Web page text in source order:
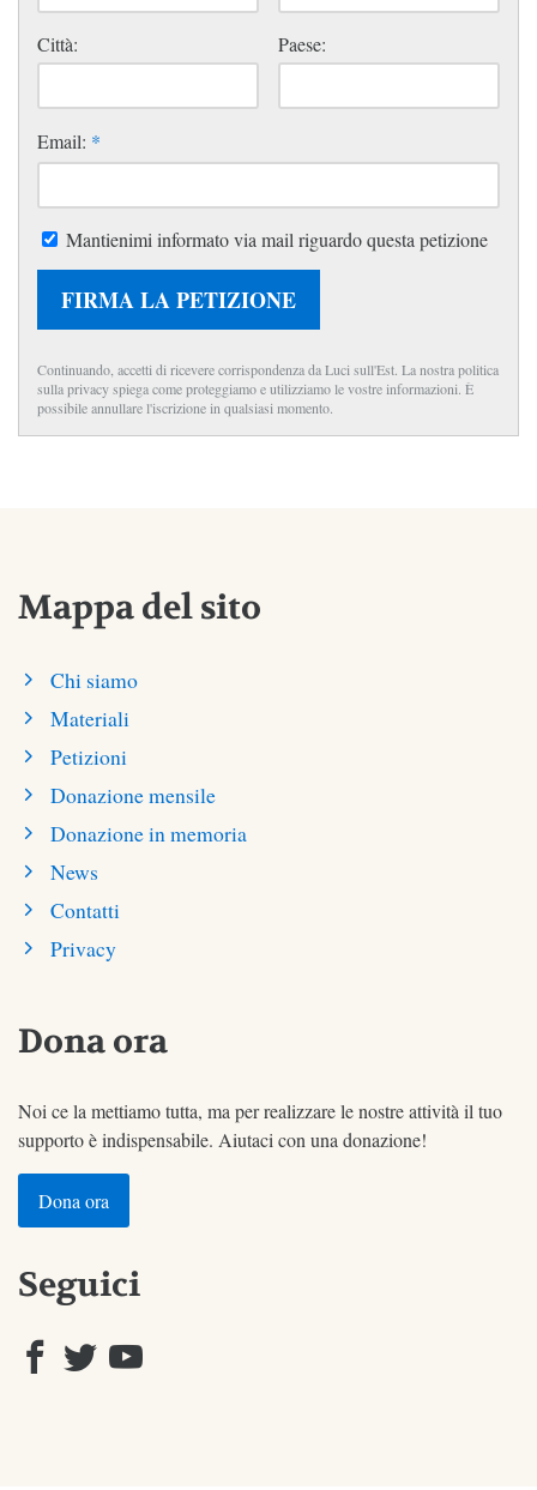
Città: Paese:
Email: *
Mantienimi informato via mail riguardo questa petizione
FIRMA LA PETIZIONE
Continuando, accetti di ricevere corrispondenza da Luci sull'Est. La nostra politica
sulla privacy spiega come proteggiamo e utilizziamo le vostre informazioni. È
possibile annullare l'iscrizione in qualsiasi momento.
Mappa del sito
Chi siamo
Materiali
Petizioni
Donazione mensile
Donazione in memoria
News
Contatti
Privacy
Dona ora
Noi ce la mettiamo tutta, ma per realizzare le nostre attività il tuo
supporto è indispensabile. Aiutaci con una donazione!
Dona ora
Seguici